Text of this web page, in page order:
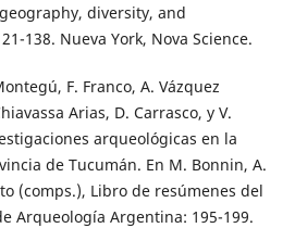
diversity, and
138. Nueva York, Nova Science.
F. Franco, A. Vázquez
Arias, D. Carrasco, y V.
arqueológicas en la
de Tucumán. En M. Bonnin, A.
(comps.), Libro de resúmenes del
Arqueología Argentina: 195-199.